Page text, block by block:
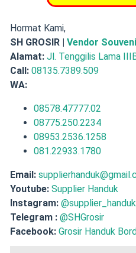
Hormat Kami,
SH GROSIR | Vendor
Alamat: Jl. Tenggilis Lama
Call: 08135.7389.509
WA:
08578.47777.02
08775.250.2234
08953.2536.1258
081.22933.1780
Email:
Youtube: Supplier Handuk
Instagram: @supplier_handuk
Telegram : @SHGrosir
Facebook: Grosir Handuk